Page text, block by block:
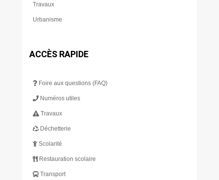
Travaux
Urbanisme
ACCÈS RAPIDE
Foire aux questions (FAQ)
Numéros utiles
Travaux
Déchetterie
Scolarité
Restauration scolaire
Transport